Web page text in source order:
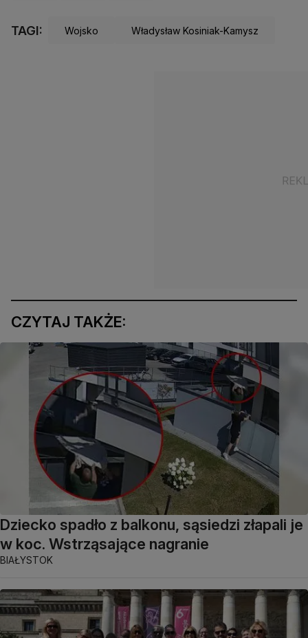
TAGI: Wojsko Władysław Kosiniak-Kamysz
CZYTAJ TAKŻE:
Dziecko spadło z balkonu, sąsiedzi złapali je
w koc. Wstrząsające nagranie
BIAŁYSTOK